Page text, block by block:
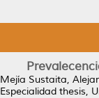
Mejía Sustaita,
Especialidad thesis,